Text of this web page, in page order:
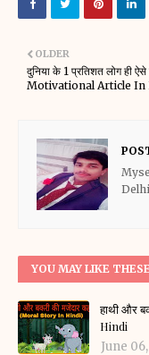
OLDER
दुनिया के 1 प्रतिशत लोग ही ऐसे
Motivational Article In
YOU MAY LIKE
हाथी और
Hindi
June